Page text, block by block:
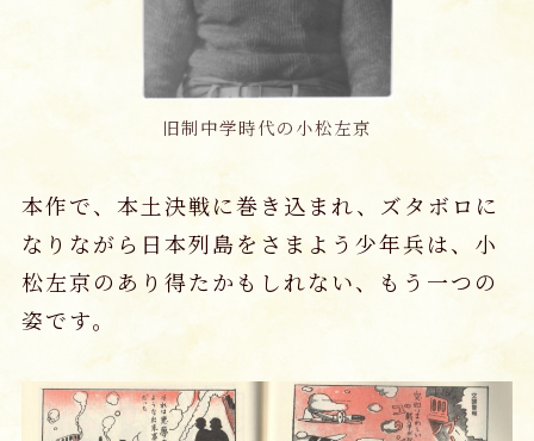
旧制中学時代の小松左京
本作で、本土決戦に巻き込まれ、ズタボロに
なりながら日本列島をさまよう少年兵は、小
松左京のあり得たかもしれない、もう一つの
姿です。